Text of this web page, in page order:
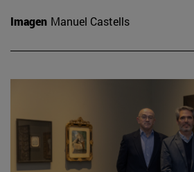
Imagen Manuel Castells